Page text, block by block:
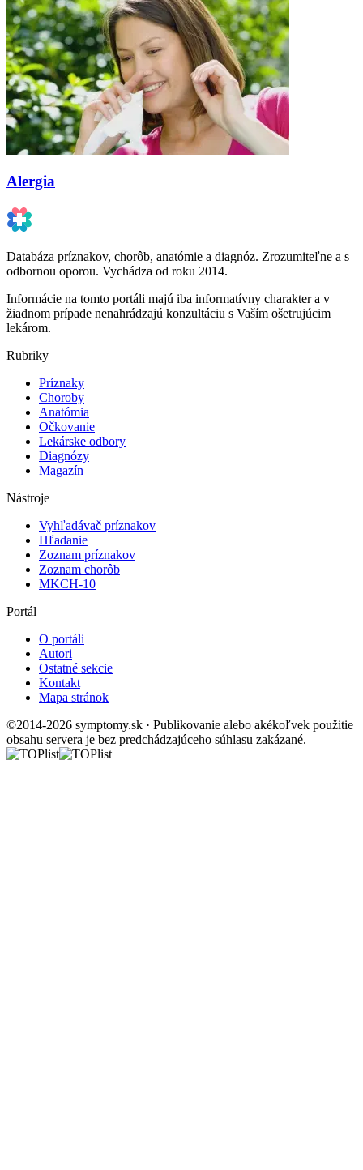
Alergia
Databáza príznakov, chorôb, anatómie a diagnóz. Zrozumiteľne a s
odbornou oporou. Vychádza od roku 2014.
Informácie na tomto portáli majú iba informatívny charakter a v
žiadnom prípade nenahrádzajú konzultáciu s Vaším ošetrujúcim
lekárom.
Rubriky
Príznaky
Choroby
Anatómia
Očkovanie
Lekárske odbory
Diagnózy
Magazín
Nástroje
Vyhľadávač príznakov
Hľadanie
Zoznam príznakov
Zoznam chorôb
MKCH-10
Portál
O portáli
Autori
Ostatné sekcie
Kontakt
Mapa stránok
©2014-2026 symptomy.sk · Publikovanie alebo akékoľvek použitie
obsahu servera je bez predchádzajúceho súhlasu zakázané.